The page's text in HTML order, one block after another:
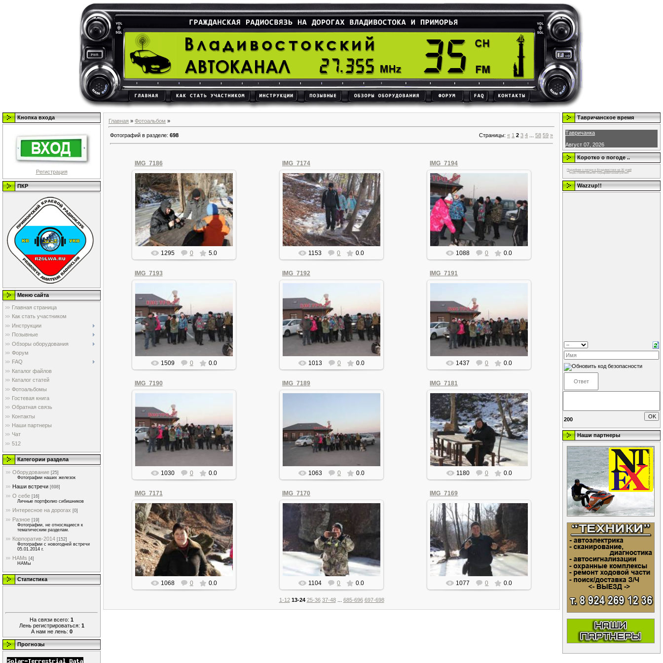
Кнопка входа
Регистрация
ПКР
Меню сайта
Главная страница
Как стать участником
Инструкции
Позывные
Обзоры оборудования
Форум
FAQ
Каталог файлов
Каталог статей
Фотоальбомы
Гостевая книга
Обратная связь
Контакты
Наши партнеры
Чат
512
Категории раздела
Оборудование [25]
Фотографии наших железок
Наши встречи [698]
О себе [16]
Личные портфолио сибишников
Интересное на дорогах [0]
Разное [19]
Фотографии, не относящиеся к
тематическим разделам.
Корпоратив-2014 [152]
Фотографии с новогодней встречи
05.01.2014 г.
HAMs [4]
HAMы
Статистика
На связи всего: 1
Лень регистрироваться: 1
А нам не лень: 0
Прогнозы
Главная » Фотоальбом »
Фотографий в разделе: 698 Страницы: « 1 2 3 4 58 59 »
IMG_7186
07.01.2016
olegan
1295 0 5.0
IMG_7174
07.01.2016
olegan
1153 0 0.0
IMG_7194
07.01.2016
olegan
1088 0 0.0
IMG_7193
07.01.2016
olegan
1509 0 0.0
IMG_7192
07.01.2016
olegan
1013 0 0.0
IMG_7191
07.01.2016
olegan
1437 0 0.0
IMG_7190
07.01.2016
olegan
1030 0 0.0
IMG_7189
07.01.2016
olegan
1063 0 0.0
IMG_7181
07.01.2016
olegan
1180 0 0.0
IMG_7171
07.01.2016
olegan
1068 0 0.0
IMG_7170
07.01.2016
olegan
1104 0 0.0
IMG_7169
07.01.2016
olegan
1077 0 0.0
1-12 13-24 25-36 37-48 685-696 697-698
Тавричанское время
Тавричанка
Август 07, 2026
Коротко о погоде ..
Подробнее о погоде в Владивостоке на 30 дней
https://world-weather.ru/pogoda/russia/tyumen/
Wazzup!!
200
Наши партнеры